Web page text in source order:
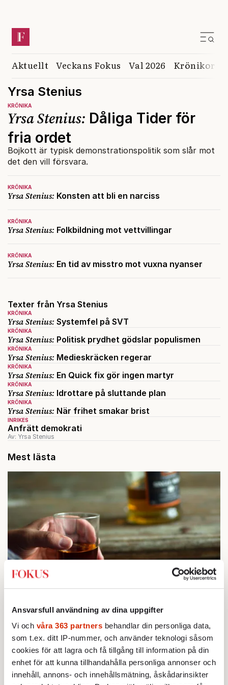
Ansvarsfull användning av dina uppgifter
Vi och våra 363 partners behandlar din personliga data,
som t.ex. ditt IP-nummer, och använder teknologi såsom
cookies för att lagra och få tillgång till information på din
enhet för att kunna tillhandahålla personliga annonser och
innehåll, annons- och innehållsmätning, åskådarinsikter
Aktuellt Veckans Fokus Val 2026 Krönikor
Yrsa Stenius
KRÖNIKA
Yrsa Stenius: Konsten att bli en narciss
KRÖNIKA
Yrsa Stenius: Folkbildning mot vettvillingar
KRÖNIKA
Yrsa Stenius: En tid av misstro mot vuxna nyanser
KRÖNIKA
Yrsa Stenius: Dåliga Tider för
fria ordet
Bojkott är typisk demonstrationspolitik som slår mot
det den vill försvara.
Texter från Yrsa Stenius
KRÖNIKA
Yrsa Stenius: Systemfel på SVT
KRÖNIKA
Yrsa Stenius: Politisk prydhet gödslar populismen
KRÖNIKA
Yrsa Stenius: Medieskräcken regerar
KRÖNIKA
Yrsa Stenius: En Quick fix gör ingen martyr
KRÖNIKA
Yrsa Stenius: Idrottare på sluttande plan
KRÖNIKA
Yrsa Stenius: När frihet smakar brist
INRIKES
Anfrätt demokrati
Av: Yrsa Stenius
Mest lästa
ursprungsbefolkningen i Filipstad
KRÖNIKA
2.Sakine Madon: Efter islamistdådet oroar sig
vänstern för Agnes Wold
STICKET
3.Dan Korn:Quisling, quislingar och sten i glashus
4.Frans Wachtmeister: Ja, AC är ett hot mot den